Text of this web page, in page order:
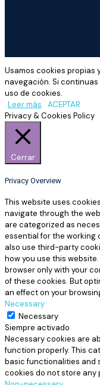
Usamos cookies propias
navegación. Si
uso de cookies.
Leer más
ACEPTAR
Privacy & Cookies Policy
Cerrar
Privacy Overview
This website uses
navigate through the
are categorized as
essential for the working
also use third-party
how you use this
browser only with your
of these cookies. But
an effect on your
Necessary
Necessary
Siempre activado
Necessary cookies are
function properly. This
basic functionalities and
cookies do not store any